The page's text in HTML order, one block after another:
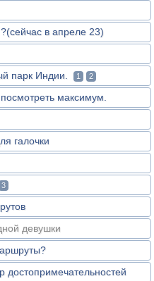
в апреле 23)
парк Индии.
1 2
максимум.
галочки
3
девушки
достопримечательностей